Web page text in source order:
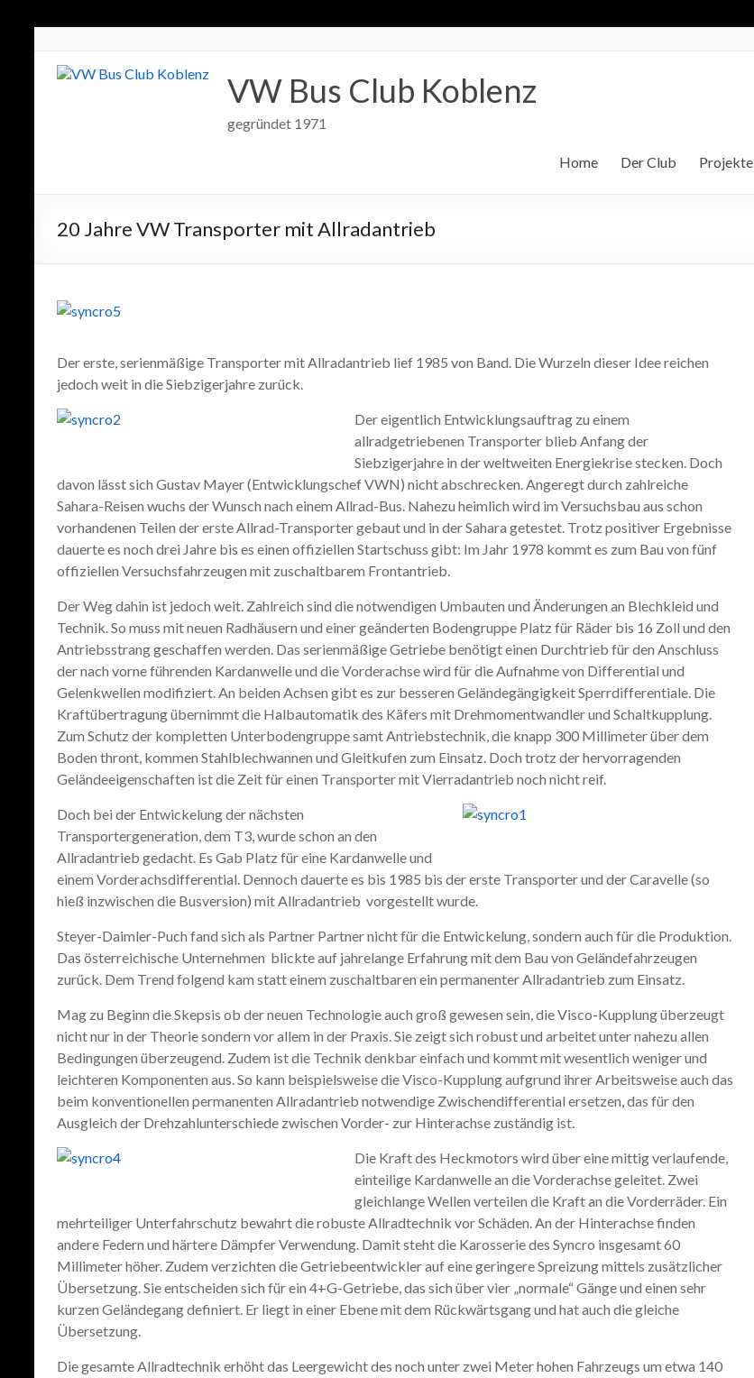
VW Bus Club Koblenz
gegründet 1971
Home Der Club Projekte
20 Jahre VW Transporter mit Allradantrieb
Der erste, serienmäßige Transporter mit Allradantrieb lief 1985 von Band. Die Wurzeln dieser Idee reichen
jedoch weit in die Siebzigerjahre zurück.
Der eigentlich Entwicklungsauftrag zu einem
allradgetriebenen Transporter blieb Anfang der
Siebzigerjahre in der weltweiten Energiekrise stecken. Doch
davon lässt sich Gustav Mayer (Entwicklungschef VWN) nicht abschrecken. Angeregt durch zahlreiche
Sahara-Reisen wuchs der Wunsch nach einem Allrad-Bus. Nahezu heimlich wird im Versuchsbau aus schon
vorhandenen Teilen der erste Allrad-Transporter gebaut und in der Sahara getestet. Trotz positiver Ergebnisse
dauerte es noch drei Jahre bis es einen offiziellen Startschuss gibt: Im Jahr 1978 kommt es zum Bau von fünf
offiziellen Versuchsfahrzeugen mit zuschaltbarem Frontantrieb.
Der Weg dahin ist jedoch weit. Zahlreich sind die notwendigen Umbauten und Änderungen an Blechkleid und
Technik. So muss mit neuen Radhäusern und einer geänderten Bodengruppe Platz für Räder bis 16 Zoll und den
Antriebsstrang geschaffen werden. Das serienmäßige Getriebe benötigt einen Durchtrieb für den Anschluss
der nach vorne führenden Kardanwelle und die Vorderachse wird für die Aufnahme von Differential und
Gelenkwellen modifiziert. An beiden Achsen gibt es zur besseren Geländegängigkeit Sperrdifferentiale. Die
Kraftübertragung übernimmt die Halbautomatik des Käfers mit Drehmomentwandler und Schaltkupplung.
Zum Schutz der kompletten Unterbodengruppe samt Antriebstechnik, die knapp 300 Millimeter über dem
Boden thront, kommen Stahlblechwannen und Gleitkufen zum Einsatz. Doch trotz der hervorragenden
Geländeeigenschaften ist die Zeit für einen Transporter mit Vierradantrieb noch nicht reif.
Doch bei der Entwickelung der nächsten
Transportergeneration, dem T3, wurde schon an den
Allradantrieb gedacht. Es Gab Platz für eine Kardanwelle und
einem Vorderachsdifferential. Dennoch dauerte es bis 1985 bis der erste Transporter und der Caravelle (so
hieß inzwischen die Busversion) mit Allradantrieb vorgestellt wurde.
Steyer-Daimler-Puch fand sich als Partner Partner nicht für die Entwickelung, sondern auch für die Produktion.
Das österreichische Unternehmen blickte auf jahrelange Erfahrung mit dem Bau von Geländefahrzeugen
zurück. Dem Trend folgend kam statt einem zuschaltbaren ein permanenter Allradantrieb zum Einsatz.
Mag zu Beginn die Skepsis ob der neuen Technologie auch groß gewesen sein, die Visco-Kupplung überzeugt
nicht nur in der Theorie sondern vor allem in der Praxis. Sie zeigt sich robust und arbeitet unter nahezu allen
Bedingungen überzeugend. Zudem ist die Technik denkbar einfach und kommt mit wesentlich weniger und
leichteren Komponenten aus. So kann beispielsweise die Visco-Kupplung aufgrund ihrer Arbeitsweise auch das
beim konventionellen permanenten Allradantrieb notwendige Zwischendifferential ersetzen, das für den
Ausgleich der Drehzahlunterschiede zwischen Vorder- zur Hinterachse zuständig ist.
Die Kraft des Heckmotors wird über eine mittig verlaufende,
einteilige Kardanwelle an die Vorderachse geleitet. Zwei
gleichlange Wellen verteilen die Kraft an die Vorderräder. Ein
mehrteiliger Unterfahrschutz bewahrt die robuste Allradtechnik vor Schäden. An der Hinterachse finden
andere Federn und härtere Dämpfer Verwendung. Damit steht die Karosserie des Syncro insgesamt 60
Millimeter höher. Zudem verzichten die Getriebeentwickler auf eine geringere Spreizung mittels zusätzlicher
Übersetzung. Sie entscheiden sich für ein 4+G-Getriebe, das sich über vier „normale“ Gänge und einen sehr
kurzen Geländegang definiert. Er liegt in einer Ebene mit dem Rückwärtsgang und hat auch die gleiche
Übersetzung.
Die gesamte Allradtechnik erhöht das Leergewicht des noch unter zwei Meter hohen Fahrzeugs um etwa 140